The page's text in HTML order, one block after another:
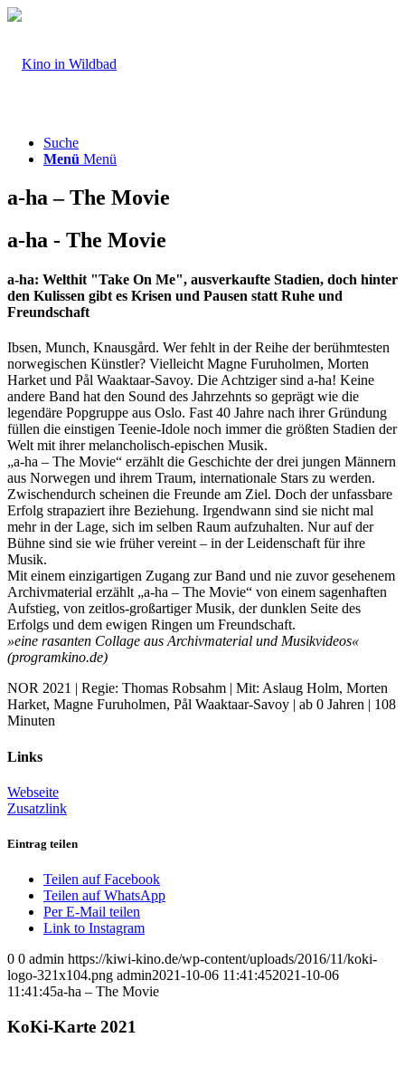
Suche
Menü Menü
a-ha – The Movie
a-ha - The Movie
a-ha: Welthit "Take On Me", ausverkaufte Stadien, doch hinter
den Kulissen gibt es Krisen und Pausen statt Ruhe und
Freundschaft
Ibsen, Munch, Knausgård. Wer fehlt in der Reihe der berühmtesten
norwegischen Künstler? Vielleicht Magne Furuholmen, Morten
Harket und Pål Waaktaar-Savoy. Die Achtziger sind a-ha! Keine
andere Band hat den Sound des Jahrzehnts so geprägt wie die
legendäre Popgruppe aus Oslo. Fast 40 Jahre nach ihrer Gründung
füllen die einstigen Teenie-Idole noch immer die größten Stadien der
Welt mit ihrer melancholisch-epischen Musik.
„a-ha – The Movie“ erzählt die Geschichte der drei jungen Männern
aus Norwegen und ihrem Traum, internationale Stars zu werden.
Zwischendurch scheinen die Freunde am Ziel. Doch der unfassbare
Erfolg strapaziert ihre Beziehung. Irgendwann sind sie nicht mal
mehr in der Lage, sich im selben Raum aufzuhalten. Nur auf der
Bühne sind sie wie früher vereint – in der Leidenschaft für ihre
Musik.
Mit einem einzigartigen Zugang zur Band und nie zuvor gesehenem
Archivmaterial erzählt „a-ha – The Movie“ von einem sagenhaften
Aufstieg, von zeitlos-großartiger Musik, der dunklen Seite des
Erfolgs und dem ewigen Ringen um Freundschaft.
»eine rasanten Collage aus Archivmaterial und Musikvideos«
(programkino.de)
NOR 2021 | Regie: Thomas Robsahm | Mit: Aslaug Holm, Morten
Harket, Magne Furuholmen, Pål Waaktaar-Savoy | ab 0 Jahren | 108
Minuten
Links
Webseite
Zusatzlink
Eintrag teilen
Teilen auf Facebook
Teilen auf WhatsApp
Per E-Mail teilen
Link to Instagram
0 0 admin https://kiwi-kino.de/wp-content/uploads/2016/11/koki-
logo-321x104.png admin2021-10-06 11:41:452021-10-06
11:41:45a-ha – The Movie
KoKi-Karte 2021